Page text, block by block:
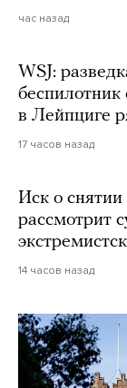
час назад
WSJ:
в Лейпциге
17 часов назад
Иск о
рассмотрит
14 часов назад